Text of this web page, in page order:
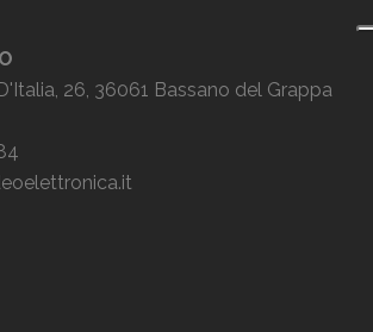
26, 36061 Bassano del Grappa